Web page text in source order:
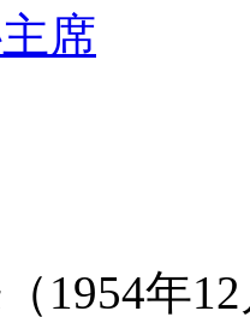
席
年12